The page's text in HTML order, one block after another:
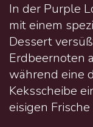
In der Purple
mit einem
Dessert
Erdbeernoten
während eine
Keksscheibe
eisigen